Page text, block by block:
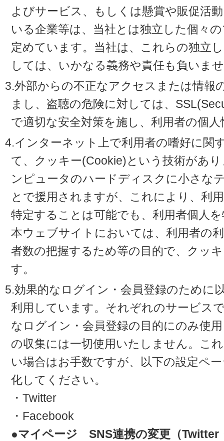
よびサービス、もしくは懸賞や販促活
いる企業等は、当社とは独立した個々
定めています。当社は、これらの独立
しては、いかなる義務や責任も負いま
3.外部からの不正なアクセスまたは情報
まし、盗聴の危険に対しては、
で適切な安全対策を施し、利用者の個
4.インターネット上で利用者の嗜好に関
て、クッキー(Cookie)という技術があ
ンピュータのハードディスクに小さな
とで援用されますが、これにより、利
特定することは可能でも、利用者個人
本ウェブサイトにおいては、利用者の
者数の把握するため等の目的で、クッ
す。
5.効果的なログイン・会員登録のために
利用しています。それぞれのサービス
なログイン・会員登録の目的にのみ使
の収集には一切使用いたしません。こ
い場合はお手数ですが、以下の設定ペ
化してください。
・Twitter
・Facebook
●マイページ SNS連携の変更（Twitter